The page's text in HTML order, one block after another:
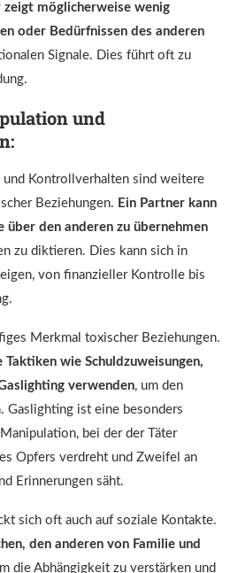
zeigt möglicherweise wenig
oder Bedürfnissen des anderen
Signale. Dies führt oft zu
und
und Kontrollverhalten sind weitere
Beziehungen. Ein Partner kann
über den anderen zu übernehmen
zu diktieren. Dies kann sich in
von finanzieller Kontrolle bis
Merkmal toxischer Beziehungen.
wie Schuldzuweisungen,
verwenden, um den
Gaslighting ist eine besonders
bei der der Täter
Opfers verdreht und Zweifel an
Erinnerungen säht.
sich oft auch auf soziale Kontakte.
den anderen von Familie und
die Abhängigkeit zu verstärken und